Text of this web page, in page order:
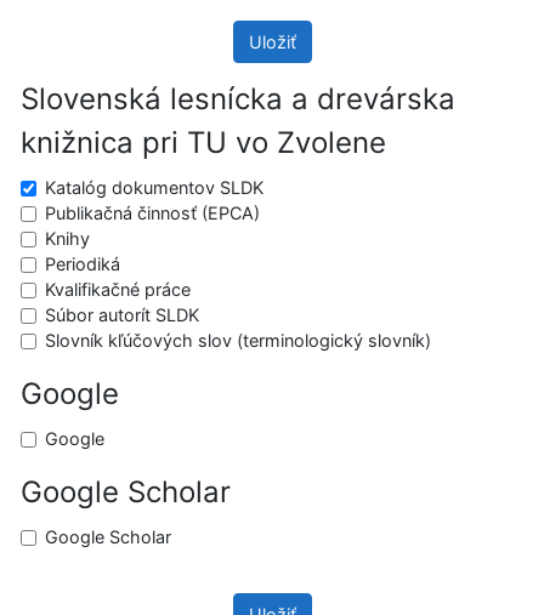
Uložiť
Slovenská lesnícka a drevárska
knižnica pri TU vo Zvolene
Katalóg dokumentov SLDK
Publikačná činnosť (EPCA)
Knihy
Periodiká
Kvalifikačné práce
Súbor autorít SLDK
Slovník kľúčových slov (terminologický slovník)
Google
Google
Google Scholar
Google Scholar